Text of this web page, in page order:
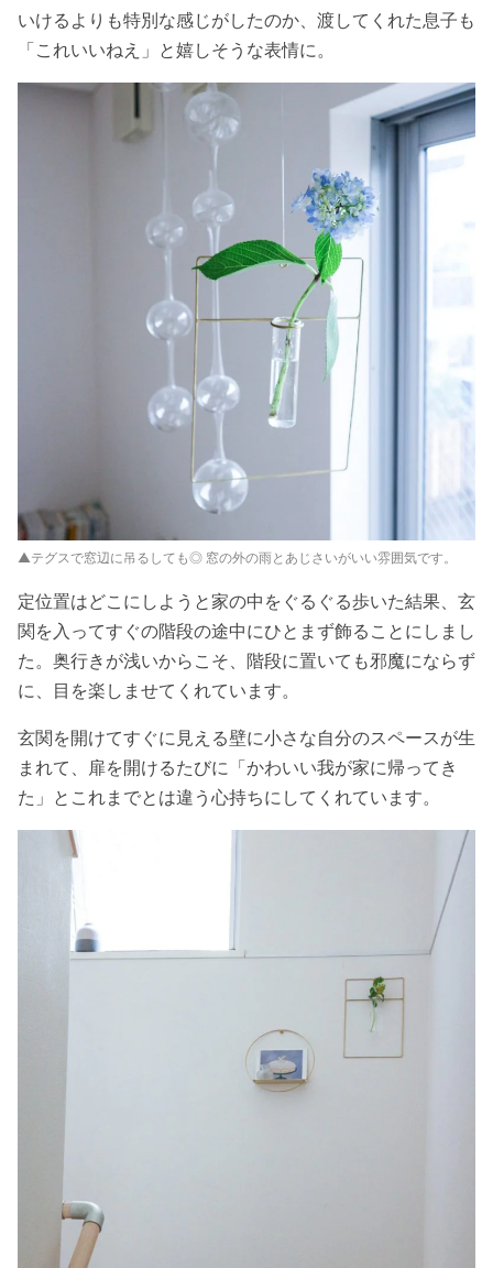
いけるよりも特別な感じがしたのか、渡してくれた息子も
「これいいねえ」と嬉しそうな表情に。
▲テグスで窓辺に吊るしても◎ 窓の外の雨とあじさいがいい雰囲気です。
定位置はどこにしようと家の中をぐるぐる歩いた結果、玄
関を入ってすぐの階段の途中にひとまず飾ることにしまし
た。奥行きが浅いからこそ、階段に置いても邪魔にならず
に、目を楽しませてくれています。
玄関を開けてすぐに見える壁に小さな自分のスペースが生
まれて、扉を開けるたびに「かわいい我が家に帰ってき
た」とこれまでとは違う心持ちにしてくれています。